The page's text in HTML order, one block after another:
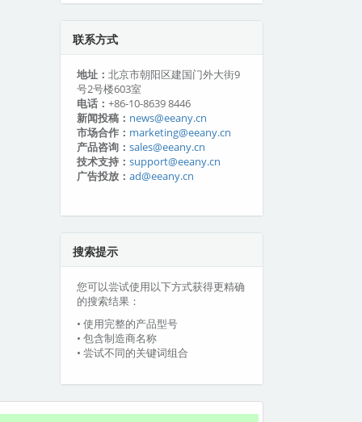
联系方式
地址： 北京市朝阳区建国门外大街9
号2号楼603室
电话： +86-10-8639 8446
新闻投稿： news@eeany.cn
市场合作： marketing@eeany.cn
产品咨询： sales@eeany.cn
技术支持： support@eeany.cn
广告投放： ad@eeany.cn
搜索提示
您可以尝试使用以下方式获得更精确
的搜索结果：
• 使用完整的产品型号
• 包含制造商名称
• 尝试不同的关键词组合